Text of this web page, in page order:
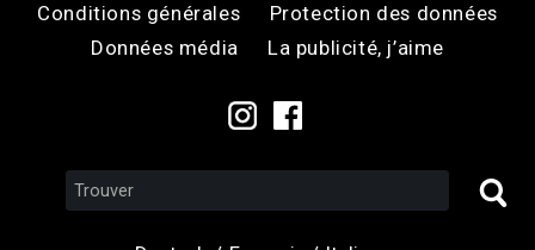
Conditions générales
Protection des données
Données média
La publicité, j’aime